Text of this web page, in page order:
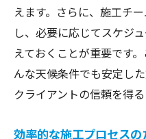
えます。さらに、施工チ
し、必要に応じてスケジ
えておくことが重要です
んな天候条件でも安定し
クライアントの信頼を得る
効率的な施工プロセス